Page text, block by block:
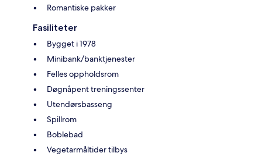
Romantiske pakker
Fasiliteter
Bygget i 1978
Minibank/banktjenester
Felles oppholdsrom
Døgnåpent treningssenter
Utendørsbasseng
Spillrom
Boblebad
Vegetarmåltider tilbys